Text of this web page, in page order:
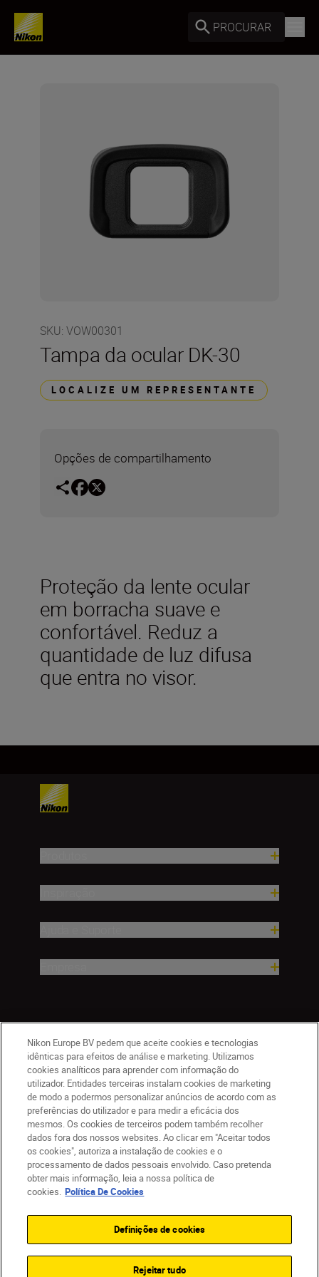
PROCURAR
SKU: VOW00301
Tampa da ocular DK-30
LOCALIZE UM REPRESENTANTE
Opções de compartilhamento
Proteção da lente ocular
em borracha suave e
confortável. Reduz a
quantidade de luz difusa
que entra no visor.
PT Nikon Sites
Contacte-nos
Aviso de Privacidade
Termos de utilização
Política de Cookies
Definições de Cookies
© 2026 Nikon
Back to top
Nikon Europe BV pedem que aceite cookies e tecnologias
idênticas para efeitos de análise e marketing. Utilizamos
cookies analíticos para aprender com informação do
utilizador. Entidades terceiras instalam cookies de marketing
de modo a podermos personalizar anúncios de acordo com as
preferências do utilizador e para medir a eficácia dos
mesmos. Os cookies de terceiros podem também recolher
dados fora dos nossos websites. Ao clicar em "Aceitar todos
os cookies", autoriza a instalação de cookies e o
processamento de dados pessoais envolvido. Caso pretenda
obter mais informação, leia a nossa política de
cookies. Política De Cookies
Definições de cookies
Rejeitar tudo